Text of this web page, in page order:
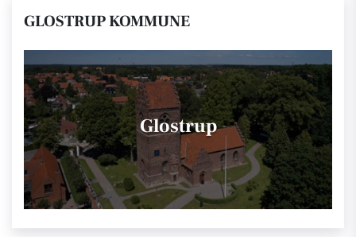
GLOSTRUP KOMMUNE
Glostrup